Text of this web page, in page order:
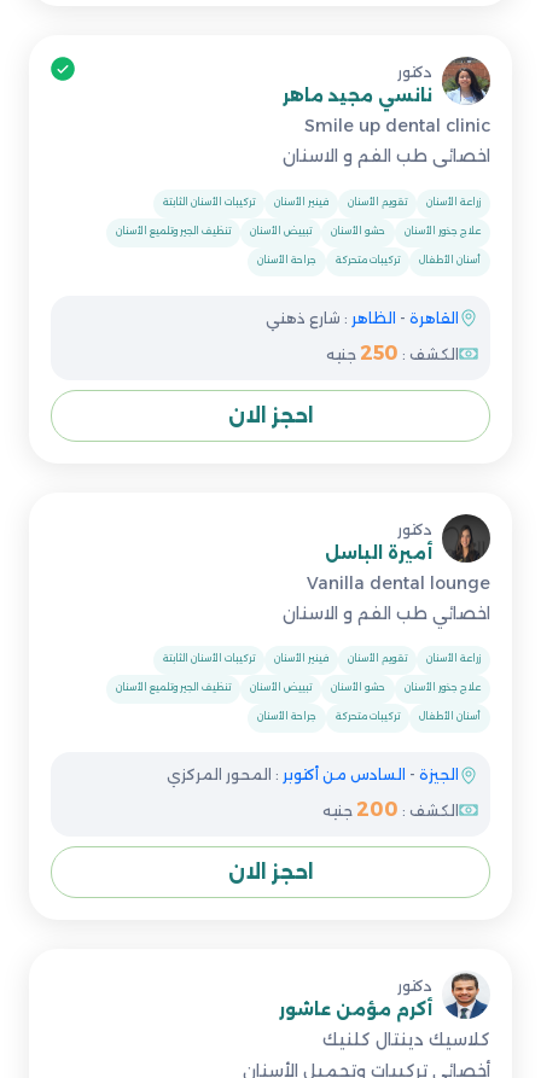
دكتور
نانسي مجيد ماهر
Smile up dental clinic
اخصائى طب الفم و الاسنان
زراعة الأسنان تقويم الأسنان فينير الأسنان تركيبات الأسنان الثابتة
علاج جذور الأسنان حشو الأسنان تبييض الأسنان تنظيف الجير وتلميع الأسنان
أسنان الأطفال تركيبات متحركة جراحة الأسنان
القاهرة - الظاهر : شارع ذهني
الكشف : 250 جنيه
احجز الان
دكتور
أميرة الباسل
Vanilla dental lounge
اخصائي طب الفم و الاسنان
زراعة الأسنان تقويم الأسنان فينير الأسنان تركيبات الأسنان الثابتة
علاج جذور الأسنان حشو الأسنان تبييض الأسنان تنظيف الجير وتلميع الأسنان
أسنان الأطفال تركيبات متحركة جراحة الأسنان
الجيزة - السادس من أكتوبر : المحور المركزي
الكشف : 200 جنيه
احجز الان
دكتور
أكرم مؤمن عاشور
كلاسيك دينتال كلنيك
أخصائى تركيبات وتجميل الأسنان